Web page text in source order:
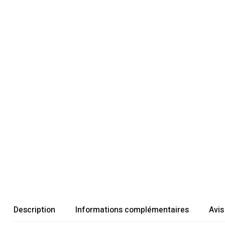
Description Informations complémentaires